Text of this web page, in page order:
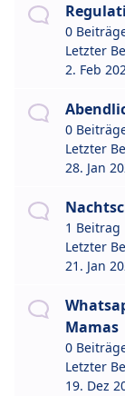
0
Letzter
2. Feb
0
Letzter
28. Jan
1 Beitrag
Letzter
21. Jan
Mamas
0
Letzter
19. Dez